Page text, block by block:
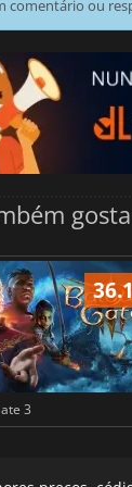
comentário ou
3